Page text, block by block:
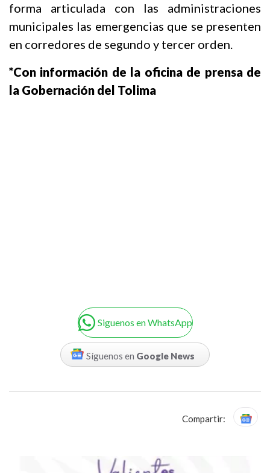
forma articulada con las administraciones
municipales las emergencias que se presenten
en corredores de segundo y tercer orden.
*Con información de la oficina de prensa de
la Gobernación del Tolima
Siguenos en WhatsApp
Síguenos en Google News
Compartir: